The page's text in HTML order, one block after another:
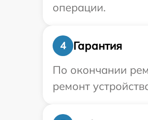
операции.
4
Гарантия
По окончании
ремонт